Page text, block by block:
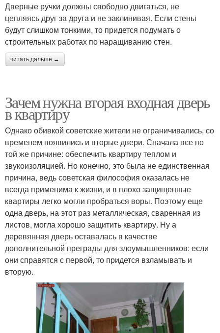
Дверные ручки должны свободно двигаться, не
цепляясь друг за друга и не заклинивая. Если стены
будут слишком тонкими, то придется подумать о
строительных работах по наращиванию стен.
читать дальше →
Зачем нужна вторая входная дверь
в квартиру
Однако обивкой советские жители не ограничивались, со
временем появились и вторые двери. Сначала все по
той же причине: обеспечить квартиру теплом и
звукоизоляцией. Но конечно, это была не единственная
причина, ведь советская философия оказалась не
всегда применима к жизни, и в плохо защищенные
квартиры легко могли пробраться воры. Поэтому еще
одна дверь, на этот раз металлическая, сваренная из
листов, могла хорошо защитить квартиру. Ну а
деревянная дверь оставалась в качестве
дополнительной преграды для злоумышленников: если
они справятся с первой, то придется взламывать и
вторую.